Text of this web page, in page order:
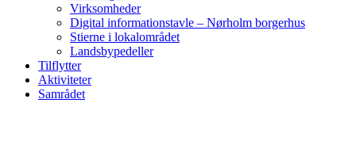
Virksomheder
Digital informationstavle – Nørholm borgerhus
Stierne i lokalområdet
Landsbypedeller
Tilflytter
Aktiviteter
Samrådet